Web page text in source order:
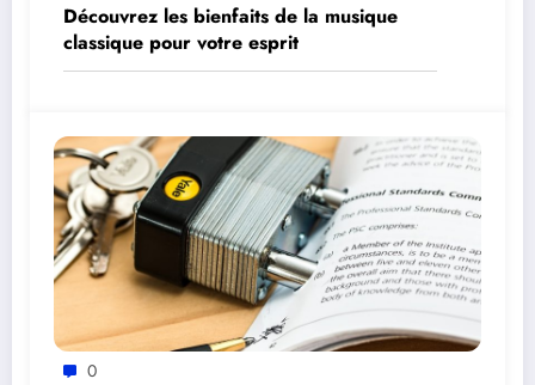
Découvrez les bienfaits de la musique
classique pour votre esprit
0